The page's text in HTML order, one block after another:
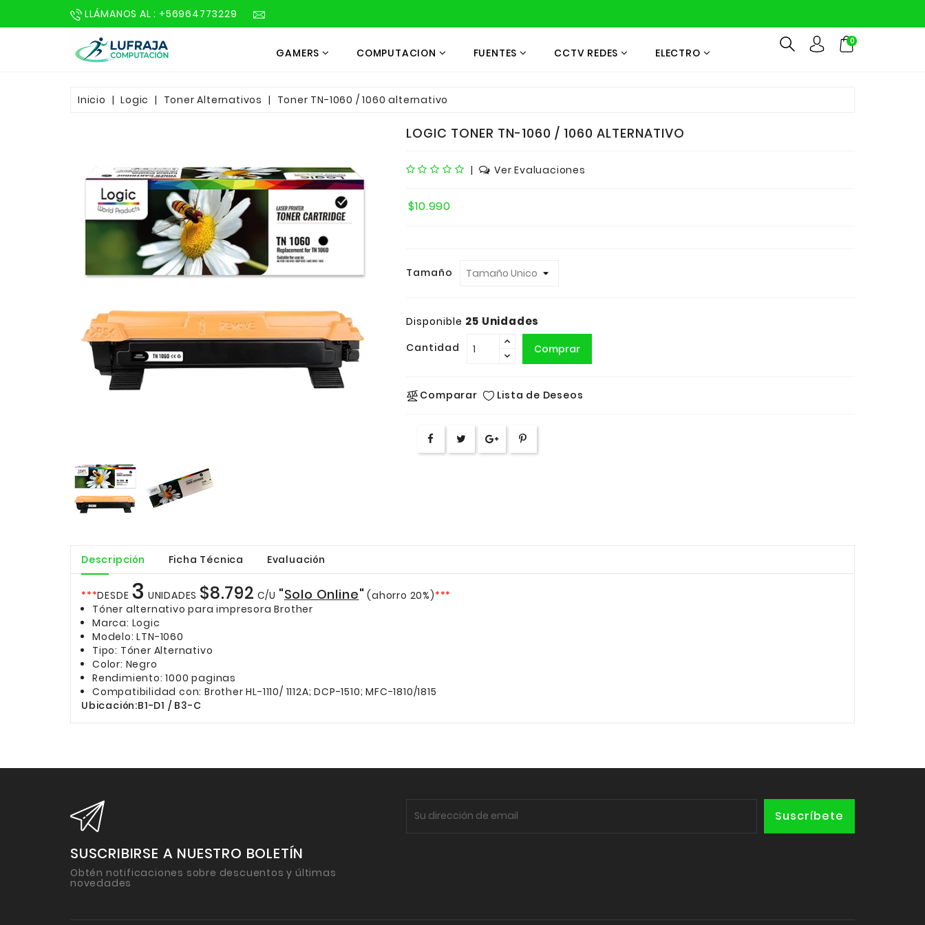
LLÁMANOS AL : +56964773229
GAMERS COMPUTACION FUENTES CCTV REDES ELECTRO
0
Inicio Logic Toner Alternativos Toner TN-1060 / 1060 alternativo
LOGIC TONER TN-1060 / 1060 ALTERNATIVO
| Ver Evaluaciones
$10.990
Tamaño
Disponible 25 Unidades
Cantidad Comprar
Comparar Lista de Deseos
Descripción Ficha Técnica Evaluación
***DESDE 3 UNIDADES $8.792 C/U "Solo Online" (ahorro 20%)***
Tóner alternativo para impresora Brother
Marca: Logic
Modelo: LTN-1060
Tipo: Tóner Alternativo
Color: Negro
Rendimiento: 1000 paginas
Compatibilidad con: Brother HL-1110/ 1112A; DCP-1510; MFC-1810/1815
Ubicación:B1-D1 / B3-C
SUSCRIBIRSE A NUESTRO BOLETÍN
Obtén notificaciones sobre descuentos y últimas
novedades